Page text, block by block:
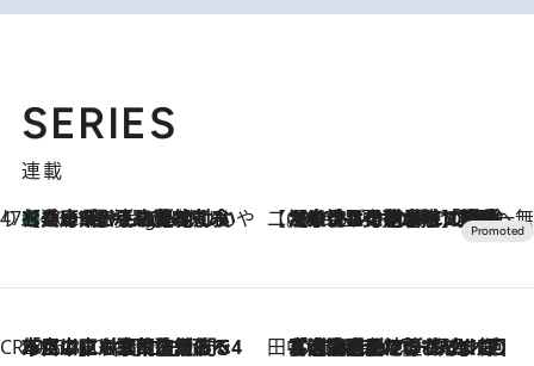
SERIES
連載
47都道府県の手みやげ ひんやりスイーツで夏を満喫
10 Hours Ago
【兵庫県】この夏絶対食べたい 冷やしておいしいおやつ3選 淡路島の恵みをジェラートに集約 【CREA×星野リゾート】唯一無二。癒しと発見が待つ場所へ
2026.8.7
【トンボの足水浴】ヒノキの香りに包まれて涼感マックス！約13℃の湧水かけ流しを避暑地「星野温泉 トンボの湯」で体験
CREA'S CHOICE
2026.8.7
「立川にも歌舞伎があるんだよ」 片岡仁左衛門・市川中車ら豪華座組みで4年目の立川立飛歌舞伎へ 田中稲の勝手に再ブーム
2026.8.7
「湘南乃風に憧れて」観客大盛上がりの“タオル回し”に、ラッパー顔負けの高速歌唱まで…さだまさし（74）のアグレッシブすぎる現在地